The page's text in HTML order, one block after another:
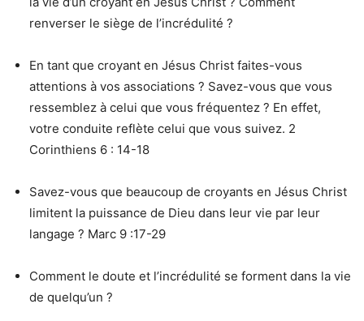
renverser le siège de l’incrédulité ?
En tant que croyant en Jésus Christ faites-vous
attentions à vos associations ? Savez-vous que vous
ressemblez à celui que vous fréquentez ? En effet,
votre conduite reflète celui que vous suivez. 2
Corinthiens 6 : 14-18
Savez-vous que beaucoup de croyants en Jésus Christ
limitent la puissance de Dieu dans leur vie par leur
langage ? Marc 9 :17-29
Comment le doute et l’incrédulité se forment dans la vie
de quelqu’un ?